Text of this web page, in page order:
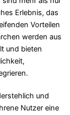
Erlebnis, das
Vorteilen
werden aus
und bieten
und
Nutzer eine